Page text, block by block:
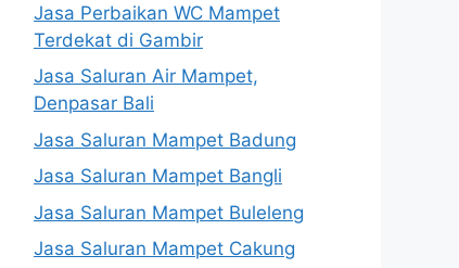
Jasa Perbaikan WC Mampet
Terdekat di Gambir
Jasa Saluran Air Mampet,
Denpasar Bali
Jasa Saluran Mampet Badung
Jasa Saluran Mampet Bangli
Jasa Saluran Mampet Buleleng
Jasa Saluran Mampet Cakung